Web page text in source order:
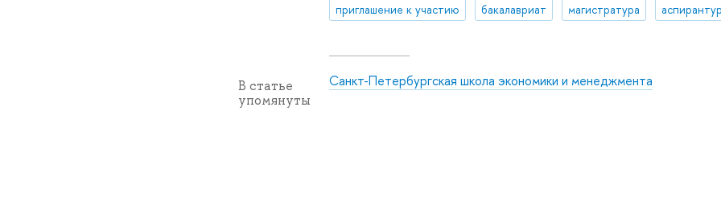
приглашение к участию
бакалавриат магистратура
В статье
упомянуты
Санкт-Петербургская школа экономики и менеджмента